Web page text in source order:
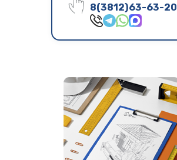
8(3812)63-63-20